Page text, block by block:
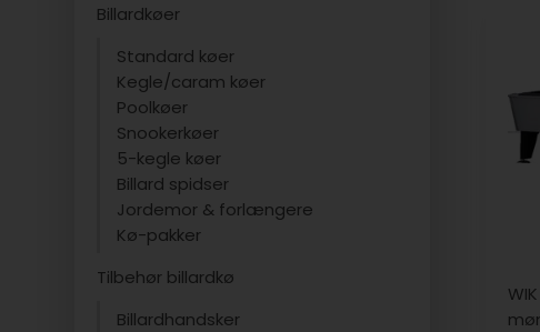
Billardkøer
Standard køer
Kegle/caram køer
Poolkøer
Snookerkøer
5-kegle køer
Billard spidser
Jordemor & forlængere
Kø-pakker
Tilbehør billardkø
Billardhandsker